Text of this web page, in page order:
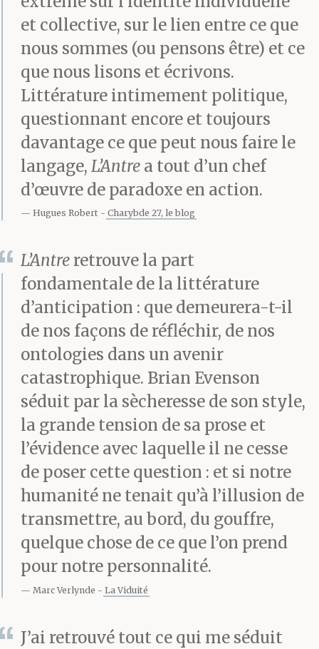
et collective, sur le lien entre ce que
nous sommes (ou pensons être) et ce
que nous lisons et écrivons.
Littérature intimement politique,
questionnant encore et toujours
davantage ce que peut nous faire le
langage, L’Antre a tout d’un chef
d’œuvre de paradoxe en action.
Hugues Robert Charybde 27, le blog
L’Antre retrouve la part
fondamentale de la littérature
d’anticipation : que demeurera-t-il
de nos façons de réfléchir, de nos
ontologies dans un avenir
catastrophique. Brian Evenson
séduit par la sècheresse de son style,
la grande tension de sa prose et
l’évidence avec laquelle il ne cesse
de poser cette question : et si notre
humanité ne tenait qu’à l’illusion de
transmettre, au bord, du gouffre,
quelque chose de ce que l’on prend
pour notre personnalité.
Marc Verlynde La Viduité
J’ai retrouvé tout ce qui me séduit